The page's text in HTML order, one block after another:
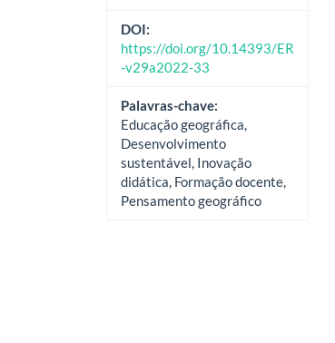
DOI:
https://doi.org/10.14393/ER
-v29a2022-33
Palavras-chave:
Educação geográfica,
Desenvolvimento
sustentável, Inovação
didática, Formação docente,
Pensamento geográfico